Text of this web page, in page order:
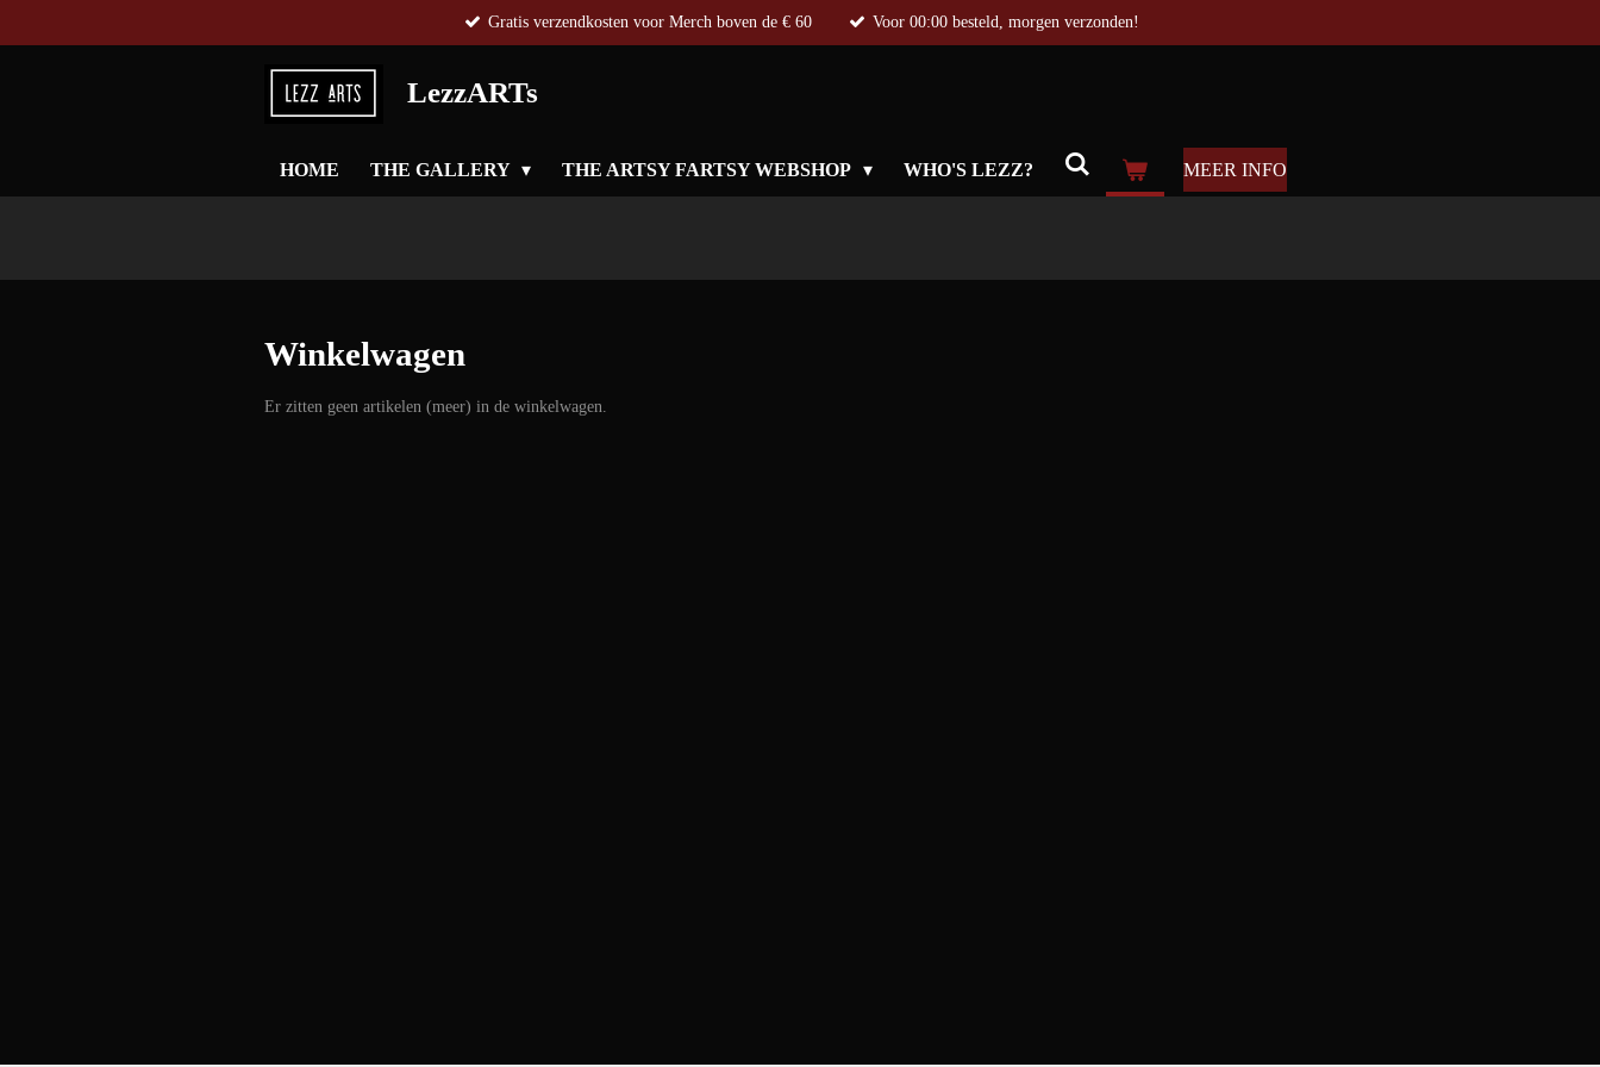
direct
Gratis verzendkosten voor Merch boven de € 60 Voor 00:00 besteld, morgen verzonden!
LezzARTs
HOME THE GALLERY THE ARTSY FARTSY WEBSHOP WHO'S LEZZ? MEER INFO
Winkelwagen
Er zitten geen artikelen (meer) in de winkelwagen.